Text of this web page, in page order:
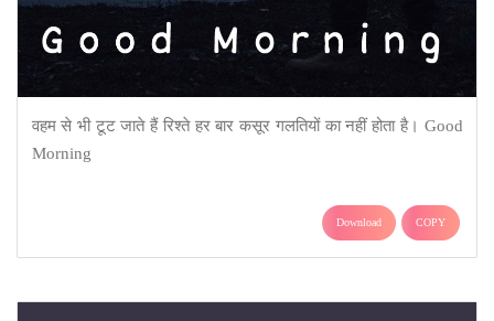
वहम से भी टूट जाते हैं रिश्ते हर बार कसूर गलतियों का नहीं होता है। Good
Morning
Download COPY